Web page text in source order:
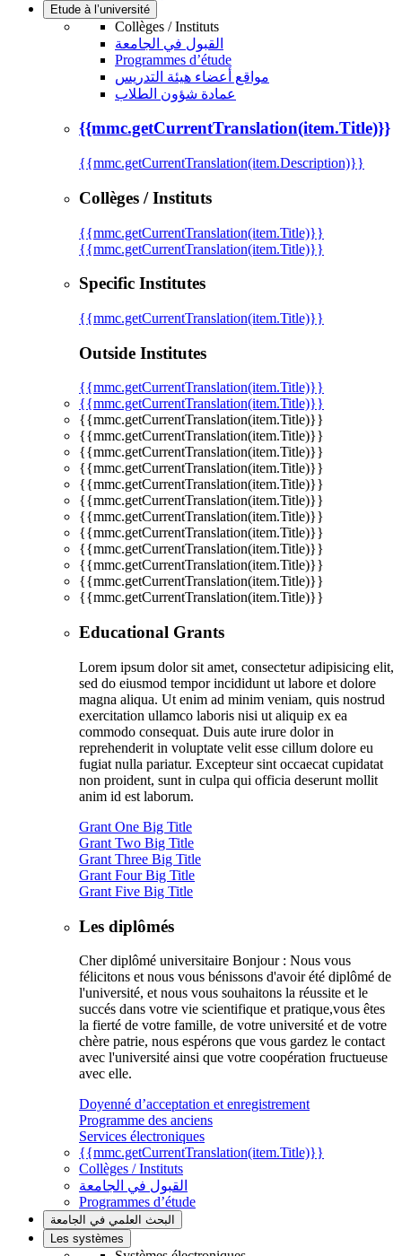
Etude à l’université
Collèges / Instituts
القبول في الجامعة
Programmes d’étude
مواقع أعضاء هيئة التدريس
عمادة شؤون الطلاب
{{mmc.getCurrentTranslation(item.Title)}}
{{mmc.getCurrentTranslation(item.Description)}}
Collèges / Instituts
{{mmc.getCurrentTranslation(item.Title)}}
{{mmc.getCurrentTranslation(item.Title)}}
Specific Institutes
{{mmc.getCurrentTranslation(item.Title)}}
Outside Institutes
{{mmc.getCurrentTranslation(item.Title)}}
{{mmc.getCurrentTranslation(item.Title)}}
{{mmc.getCurrentTranslation(item.Title)}}
{{mmc.getCurrentTranslation(item.Title)}}
{{mmc.getCurrentTranslation(item.Title)}}
{{mmc.getCurrentTranslation(item.Title)}}
{{mmc.getCurrentTranslation(item.Title)}}
{{mmc.getCurrentTranslation(item.Title)}}
{{mmc.getCurrentTranslation(item.Title)}}
{{mmc.getCurrentTranslation(item.Title)}}
{{mmc.getCurrentTranslation(item.Title)}}
{{mmc.getCurrentTranslation(item.Title)}}
{{mmc.getCurrentTranslation(item.Title)}}
{{mmc.getCurrentTranslation(item.Title)}}
Educational Grants
Lorem ipsum dolor sit amet, consectetur adipisicing elit,
sed do eiusmod tempor incididunt ut labore et dolore
magna aliqua. Ut enim ad minim veniam, quis nostrud
exercitation ullamco laboris nisi ut aliquip ex ea
commodo consequat. Duis aute irure dolor in
reprehenderit in voluptate velit esse cillum dolore eu
fugiat nulla pariatur. Excepteur sint occaecat cupidatat
non proident, sunt in culpa qui officia deserunt mollit
anim id est laborum.
Grant One Big Title
Grant Two Big Title
Grant Three Big Title
Grant Four Big Title
Grant Five Big Title
Les diplômés
Cher diplômé universitaire Bonjour : Nous vous
félicitons et nous vous bénissons d'avoir été diplômé de
l'université, et nous vous souhaitons la réussite et le
succés dans votre vie scientifique et pratique,vous êtes
la fierté de votre famille, de votre université et de votre
chère patrie, nous espérons que vous gardez le contact
avec l'université ainsi que votre coopération fructueuse
avec elle.
Doyenné d’acceptation et enregistrement
Programme des anciens
Services électroniques
{{mmc.getCurrentTranslation(item.Title)}}
Collèges / Instituts
القبول في الجامعة
Programmes d’étude
البحث العلمي في الجامعة
Les systèmes